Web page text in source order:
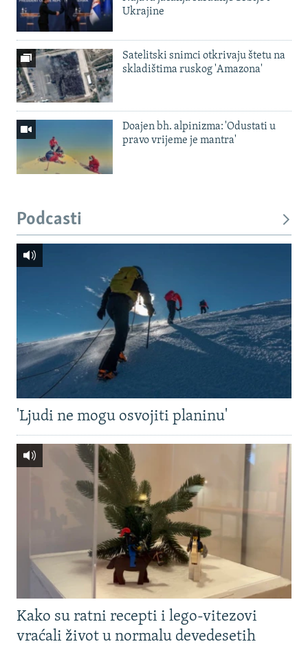
Ukrajine
Satelitski snimci otkrivaju štetu na
skladištima ruskog 'Amazona'
Doajen bh. alpinizma: 'Odustati u
pravo vrijeme je mantra'
Podcasti
'Ljudi ne mogu osvojiti planinu'
Kako su ratni recepti i lego-vitezovi
vraćali život u normalu devedesetih